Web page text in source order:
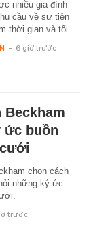
nhiều gia đình
cầu về sự tiện
thời gian và tối…
- 6 giờ trước
ức buồn
chọn cách
những ký ức
trước